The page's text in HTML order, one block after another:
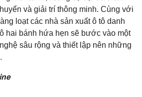
và giải trí thông minh. Cùng với
loạt các nhà sản xuất ô tô danh
hai bánh hứa hẹn sẽ bước vào một
sâu rộng và thiết lập nên những